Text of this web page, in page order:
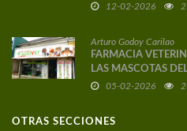
12-02-2026
Arturo Godoy Carilao
FARMACIA
LAS MASCOTAS
05-02-2026
OTRAS SECCIONES